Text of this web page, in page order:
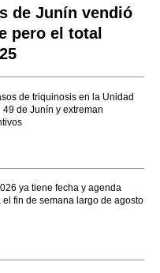
de Junín vendió
pero el total
de triquinosis en la Unidad
49 de Junín y extreman
ya tiene fecha y agenda
fin de semana largo de agosto